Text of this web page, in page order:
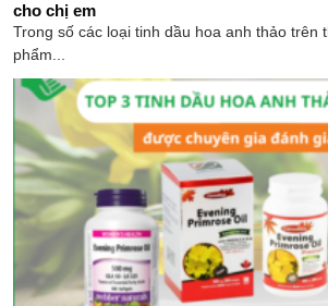
cho chị em
Trong số các loại tinh dầu hoa anh thảo trên
phẩm...